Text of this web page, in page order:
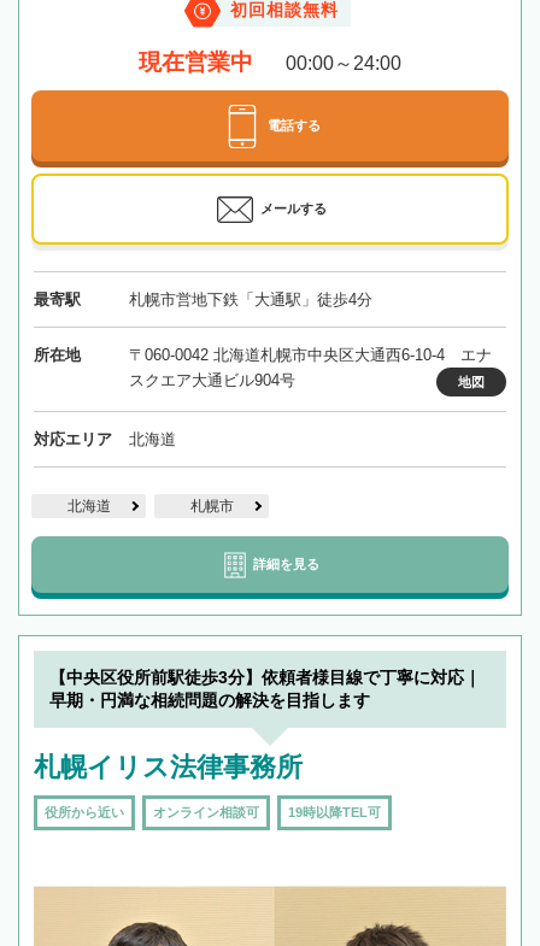
初回相談無料
現在営業中 00:00～24:00
電話する
メールする
最寄駅 札幌市営地下鉄「大通駅」徒歩4分
所在地
〒060-0042 北海道札幌市中央区大通西6-10-4 エナ
スクエア大通ビル904号
地図
対応エリア 北海道
北海道 札幌市
詳細を見る
【中央区役所前駅徒歩3分】依頼者様目線で丁寧に対応｜
早期・円満な相続問題の解決を目指します
札幌イリス法律事務所
役所から近い オンライン相談可 19時以降TEL可